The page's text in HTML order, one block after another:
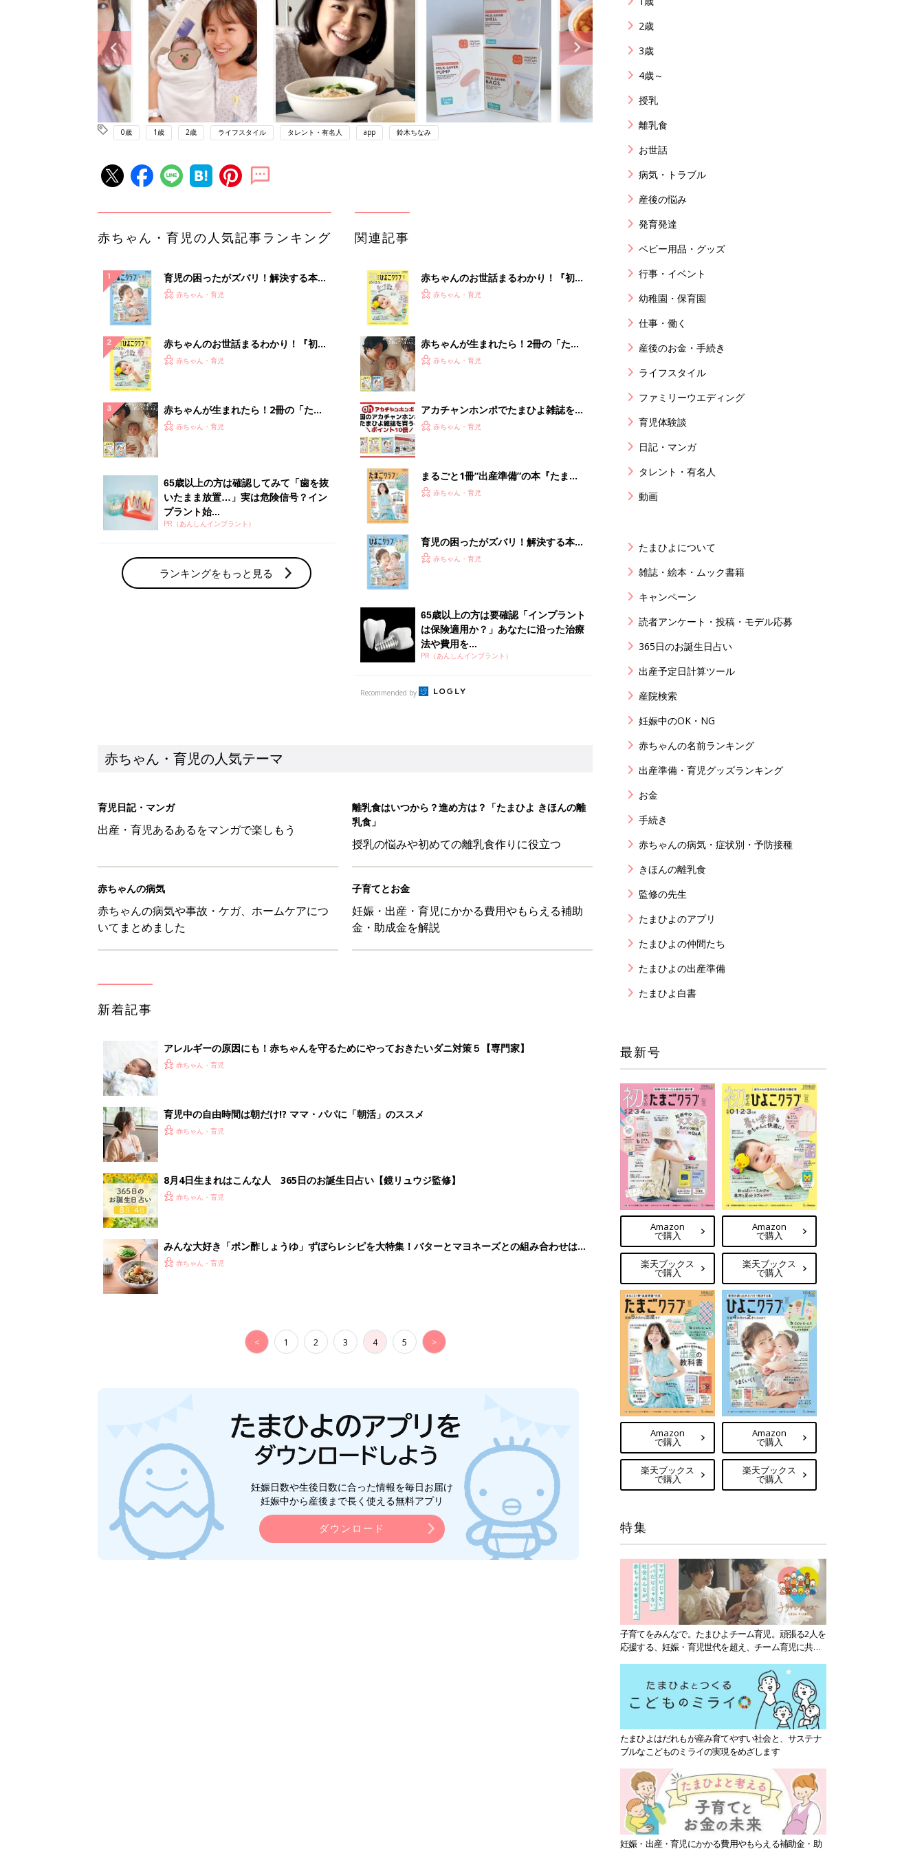
0歳 1歳 2歳 ライフスタイル タレント・有名人 app 鈴木ちなみ
赤ちゃん・育児の人気記事ランキング
育児の困ったがズバリ！解決する本
『ひよこクラブ 夏号』 4カ月～2才
赤ちゃん・育児
赤ちゃんのお世話まるわかり！『初め
てのひよこクラブ 夏号』〈巻頭大特
赤ちゃん・育児
赤ちゃんが生まれたら！2冊の「たま
ひよ」
赤ちゃん・育児
65歳以上の方は確認してみて「歯を抜
いたまま放置…」実は危険信号？イン
プラント始...
PR（あんしんインプラント）
ランキングをもっと見る
関連記事
赤ちゃんのお世話まるわかり！『初め
てのひよこクラブ 夏号』〈巻頭大特
赤ちゃん・育児
赤ちゃんが生まれたら！2冊の「たま
ひよ」
赤ちゃん・育児
アカチャンホンポでたまひよ雑誌を買
うとポイント10倍【期間限定】
赤ちゃん・育児
まるごと1冊“出産準備”の本『たまご
クラブ 夏号』〈スペシャル大特集〉
赤ちゃん・育児
育児の困ったがズバリ！解決する本
『ひよこクラブ 夏号』 4カ月～2才
赤ちゃん・育児
65歳以上の方は要確認「インプラント
は保険適用か？」あなたに沿った治療
法や費用を...
PR（あんしんインプラント）
Recommended by
赤ちゃん・育児の人気テーマ
育児日記・マンガ
出産・育児あるあるをマンガで楽しもう
離乳食はいつから？進め方は？「たまひよ きほんの離
乳食」
授乳の悩みや初めての離乳食作りに役立つ
赤ちゃんの病気
赤ちゃんの病気や事故・ケガ、ホームケアにつ
いてまとめました
子育てとお金
妊娠・出産・育児にかかる費用やもらえる補助
金・助成金を解説
新着記事
アレルギーの原因にも！赤ちゃんを守るためにやっておきたいダニ対策５【専門家】
赤ちゃん・育児
育児中の自由時間は朝だけ!? ママ・パパに「朝活」のススメ
赤ちゃん・育児
8月4日生まれはこんな人 365日のお誕生日占い【鏡リュウジ監修】
赤ちゃん・育児
みんな大好き「ポン酢しょうゆ」ずぼらレシピを大特集！バターとマヨネーズとの組み合わせは栄
養学的にも最高⁉
赤ちゃん・育児
< 1 2 3 4 5 >
妊娠日数や生後日数に合った情報を毎日お届け
妊娠中から産後まで長く使える無料アプリ
ダウンロード
2歳
3歳
4歳～
授乳
離乳食
お世話
病気・トラブル
産後の悩み
発育発達
ベビー用品・グッズ
行事・イベント
幼稚園・保育園
仕事・働く
産後のお金・手続き
ライフスタイル
ファミリーウエディング
育児体験談
日記・マンガ
タレント・有名人
動画
たまひよについて
雑誌・絵本・ムック書籍
キャンペーン
読者アンケート・投稿・モデル応募
365日のお誕生日占い
出産予定日計算ツール
産院検索
妊娠中のOK・NG
赤ちゃんの名前ランキング
出産準備・育児グッズランキング
お金
手続き
赤ちゃんの病気・症状別・予防接種
きほんの離乳食
監修の先生
たまひよのアプリ
たまひよの仲間たち
たまひよの出産準備
たまひよ白書
最新号
Amazon
で購入
楽天ブックス
で購入
Amazon
で購入
楽天ブックス
で購入
Amazon
で購入
楽天ブックス
で購入
Amazon
で購入
楽天ブックス
で購入
特集
子育てをみんなで。たまひよチーム育児。頑張る2人を
応援する、妊娠・育児世代を超え、チーム育児に共感
たまひよはだれもが産み育てやすい社会と、サステナ
ブルなこどものミライの実現をめざします
妊娠・出産・育児にかかる費用やもらえる補助金・助